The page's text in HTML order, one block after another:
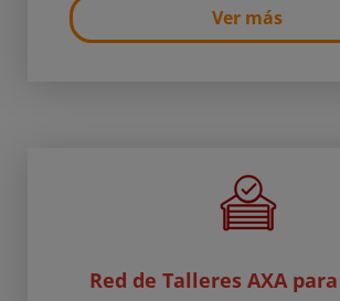
Ver más
Red de Talleres AXA